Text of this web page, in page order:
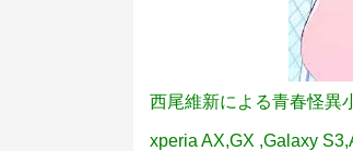
西尾維新による青春怪異
xperia AX,GX ,Galaxy